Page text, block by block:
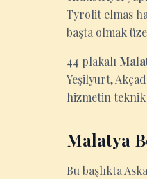
Tyrolit elmas
başta olmak
44 plakalı
Yeşilyurt,
hizmetin teknik
Malatya
Bu başlıkta